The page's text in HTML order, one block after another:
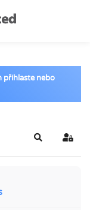
přihlaste nebo
Hledat